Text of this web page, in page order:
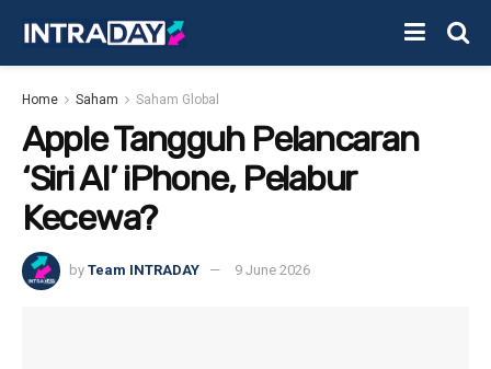
Home Saham Saham Global
Apple Tangguh Pelancaran
‘Siri AI’ iPhone, Pelabur
Kecewa?
by Team INTRADAY 9 June 2026